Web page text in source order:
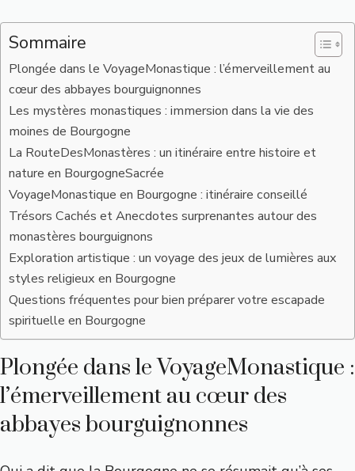
Sommaire
Plongée dans le VoyageMonastique : l’émerveillement au
cœur des abbayes bourguignonnes
Les mystères monastiques : immersion dans la vie des
moines de Bourgogne
La RouteDesMonastères : un itinéraire entre histoire et
nature en BourgogneSacrée
VoyageMonastique en Bourgogne : itinéraire conseillé
Trésors Cachés et Anecdotes surprenantes autour des
monastères bourguignons
Exploration artistique : un voyage des jeux de lumières aux
styles religieux en Bourgogne
Questions fréquentes pour bien préparer votre escapade
spirituelle en Bourgogne
Plongée dans le VoyageMonastique :
l’émerveillement au cœur des
abbayes bourguignonnes